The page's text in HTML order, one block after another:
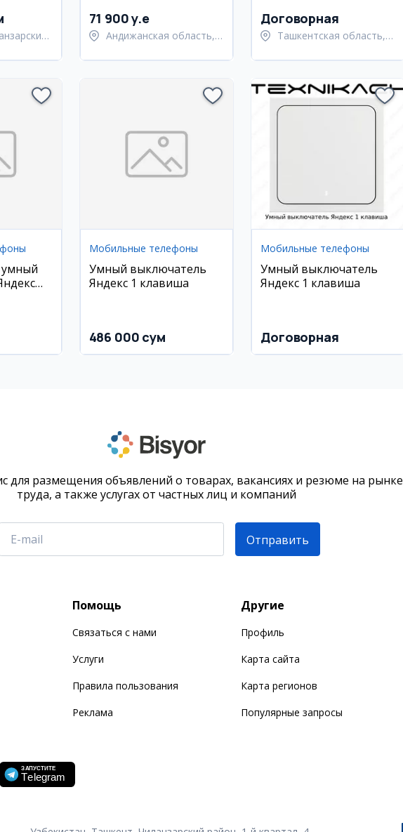
71 900 y.e
Андижанская область,
Договорная
Ташкентская область,
Мобильные телефоны
Умный выключатель
Яндекс 1 клавиша
486 000 сум
Мобильные телефоны
Умный выключатель
Яндекс 1 клавиша
Договорная
для размещения объявлений о товарах, вакансиях и резюме на рынке
труда, а также услугах от частных лиц и компаний
Отправить
Помощь
Связаться с нами
Услуги
Правила пользования
Реклама
Другие
Профиль
Карта сайта
Карта регионов
Популярные запросы